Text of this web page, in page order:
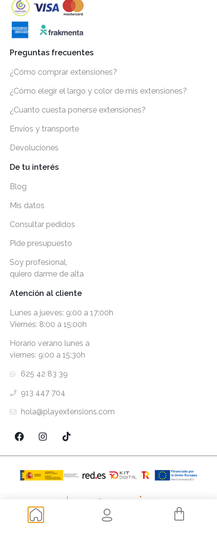
Preguntas frecuentes
¿Cómo comprar extensiones?
¿Cómo elegir el largo y color de mis extensiones?
¿Cuanto cuesta ponerse extensiones?
Envíos y transporte
Devoluciones
De tu interés
Blog
Mis datos
Consultar pedidos
Pide presupuesto
Soy profesional,
quiero darme de alta
Atención al cliente
Lunes a jueves: 9:00 a 17:00h
Viernes: 8:00 a 15:00h
Horario verano lunes a
viernes: 9:00 a 15:30h
625 42 83 39
913 447 704
hola@playextensions.com